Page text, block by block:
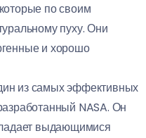
по своим
пуху. Они
и хорошо
из самых эффективных
NASA. Он
выдающимися